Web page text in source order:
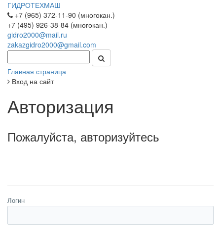
ГИДРОТЕХМАШ
+7 (965) 372-11-90 (многокан.)
+7 (495) 926-38-84 (многокан.)
gidro2000@mail.ru
zakazgidro2000@gmail.com
Главная страница
Вход на сайт
Авторизация
Пожалуйста, авторизуйтесь
Логин